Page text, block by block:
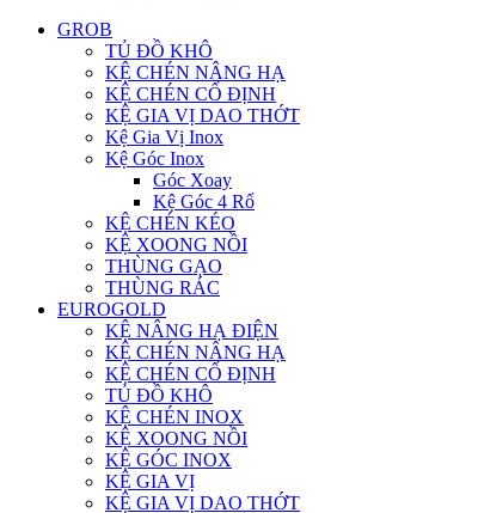
GROB
TỦ ĐỒ KHÔ
KỆ CHÉN NÂNG HẠ
KỆ CHÉN CỐ ĐỊNH
KỆ GIA VỊ DAO THỚT
Kệ Gia Vị Inox
Kệ Góc Inox
Góc Xoay
Kệ Góc 4 Rổ
KỆ CHÉN KÉO
KỆ XOONG NỒI
THÙNG GẠO
THÙNG RÁC
EUROGOLD
KỆ NÂNG HẠ ĐIỆN
KỆ CHÉN NÂNG HẠ
KỆ CHÉN CỐ ĐỊNH
TỦ ĐỒ KHÔ
KỆ CHÉN INOX
KỆ XOONG NỒI
KỆ GÓC INOX
KỆ GIA VỊ
KỆ GIA VỊ DAO THỚT